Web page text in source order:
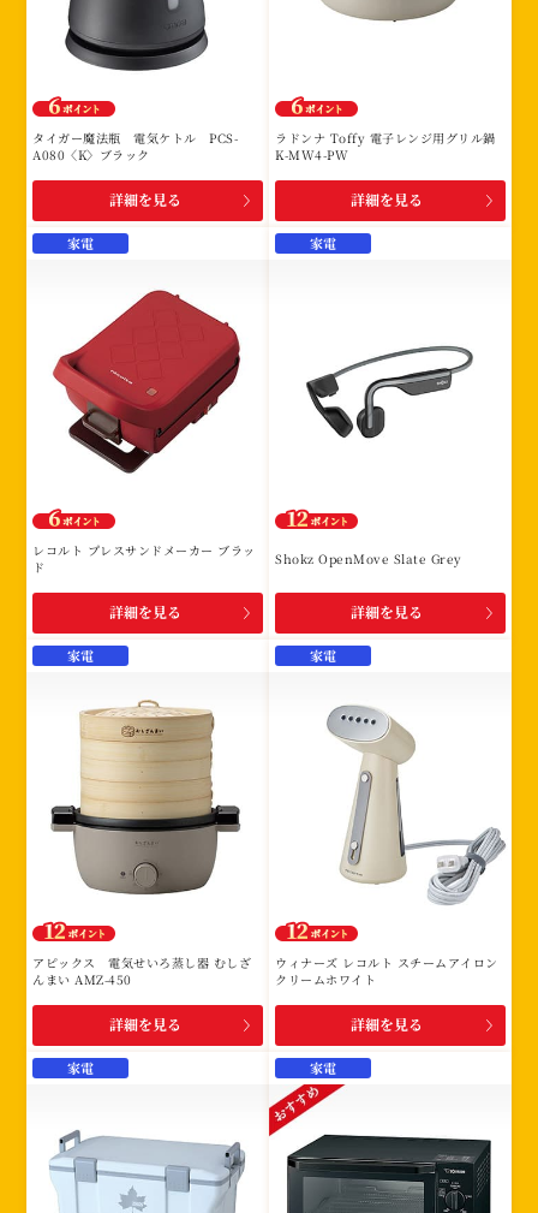
タイガー魔法瓶 電気ケトル PCS-
A080〈K〉ブラック
詳細を見る
ラドンナ Toffy 電子レンジ用グリル鍋
K-MW4-PW
詳細を見る
家電
レコルト プレスサンドメーカー ブラッ
ド
詳細を見る
家電
Shokz OpenMove Slate Grey
詳細を見る
家電
アピックス 電気せいろ蒸し器 むしざ
んまい AMZ-450
詳細を見る
家電
ウィナーズ レコルト スチームアイロン
クリームホワイト
詳細を見る
家電 家電